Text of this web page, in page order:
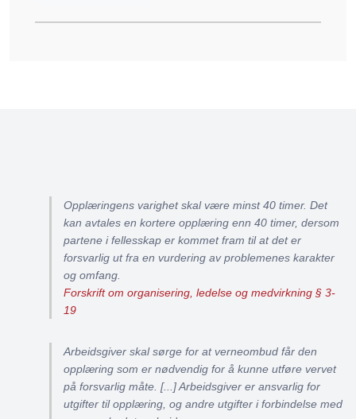
Opplæringens varighet skal være minst 40 timer. Det
kan avtales en kortere opplæring enn 40 timer, dersom
partene i fellesskap er kommet fram til at det er
forsvarlig ut fra en vurdering av problemenes karakter
og omfang.
Forskrift om organisering, ledelse og medvirkning § 3-
19
Arbeidsgiver skal sørge for at verneombud får den
opplæring som er nødvendig for å kunne utføre vervet
på forsvarlig måte. [...] Arbeidsgiver er ansvarlig for
utgifter til opplæring, og andre utgifter i forbindelse med